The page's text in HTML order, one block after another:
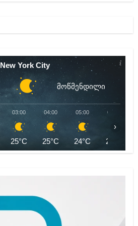
New York City
მოწმენდილი
03:00
25°C
04:00
25°C
05:00
24°C
06:00
24°C
›